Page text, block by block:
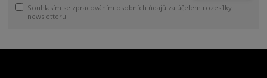
Souhlasím se zpracováním osobních údajů za účelem rozesílky
newsletteru.